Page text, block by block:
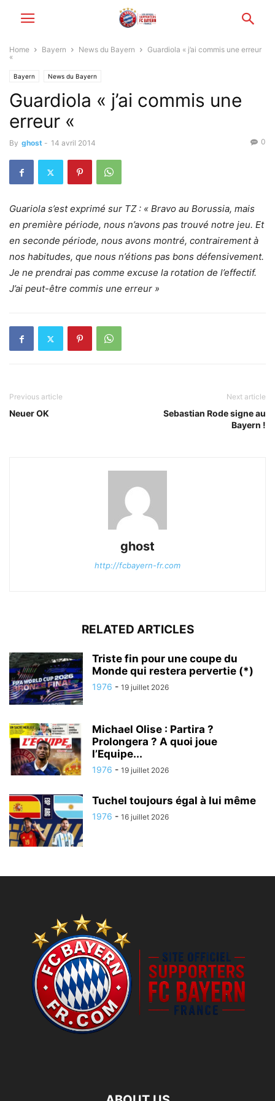
Home Bayern News du Bayern
Guardiola « j’ai commis une erreur
«
Bayern News du Bayern
Guardiola « j’ai commis une
erreur «
By ghost - 14 avril 2014 0
Guariola s’est exprimé sur TZ : « Bravo au Borussia, mais
en première période, nous n’avons pas trouvé notre jeu. Et
en seconde période, nous avons montré, contrairement à
nos habitudes, que nous n’étions pas bons défensivement.
Je ne prendrai pas comme excuse la rotation de l’effectif.
J’ai peut-être commis une erreur »
Previous article
Neuer OK
Next article
Sebastian Rode signe au
Bayern !
ghost
http://fcbayern-fr.com
RELATED ARTICLES
Triste fin pour une coupe du
Monde qui restera pervertie (*)
1976 - 19 juillet 2026
Michael Olise : Partira ?
Prolongera ? A quoi joue
l’Equipe...
1976 - 19 juillet 2026
Tuchel toujours égal à lui même
1976 - 16 juillet 2026